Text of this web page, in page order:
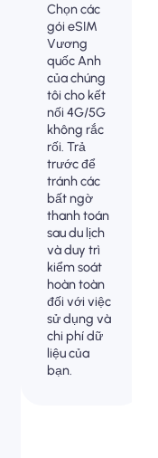
Chọn các
gói eSIM
Vương
quốc Anh
của chúng
tôi cho kết
nối 4G/5G
không rắc
rối. Trả
trước để
tránh các
bất ngờ
thanh toán
sau du lịch
và duy trì
kiểm soát
hoàn toàn
đối với việc
sử dụng và
chi phí dữ
liệu của
bạn.